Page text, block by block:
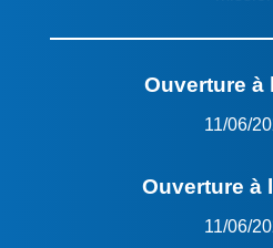
Ouverture à
11/06/
Ouverture à
11/06/